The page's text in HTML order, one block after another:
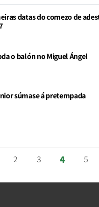
datas do comezo de
o balón no Miguel Ángel
súmase á pretempada
2 3 4 5